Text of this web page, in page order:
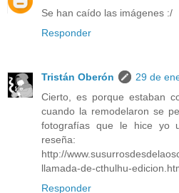
Se han caído las imágenes :/
Responder
Tristán Oberón
29 de
Cierto, es porque estaban
cuando la remodelaron se
fotografías que le hice yo
reseña:
http://
llamada-de-cthulhu-
Responder